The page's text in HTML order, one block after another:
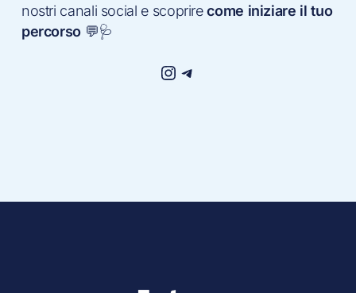
nostri canali social e scoprirecome iniziare il tuo
percorso 💬🩺
Instagram
Telegram